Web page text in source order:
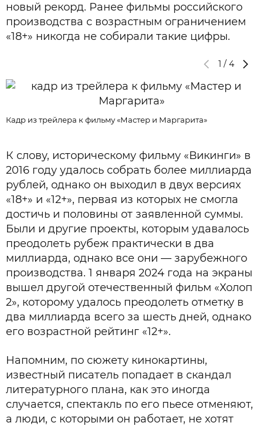
новый рекорд. Ранее фильмы российского
производства с возрастным ограничением
«18+» никогда не собирали такие цифры.
1 / 4
Кадр из трейлера к фильму «Мастер и Маргарита»
К слову, историческому фильму «Викинги» в
2016 году удалось собрать более миллиарда
рублей, однако он выходил в двух версиях
«18+» и «12+», первая из которых не смогла
достичь и половины от заявленной суммы.
Были и другие проекты, которым удавалось
преодолеть рубеж практически в два
миллиарда, однако все они — зарубежного
производства. 1 января 2024 года на экраны
вышел другой отечественный фильм «Холоп
2», которому удалось преодолеть отметку в
два миллиарда всего за шесть дней, однако
его возрастной рейтинг «12+».
Напомним, по сюжету кинокартины,
известный писатель попадает в скандал
литературного плана, как это иногда
случается, спектакль по его пьесе отменяют,
а люди, с которыми он работает, не хотят